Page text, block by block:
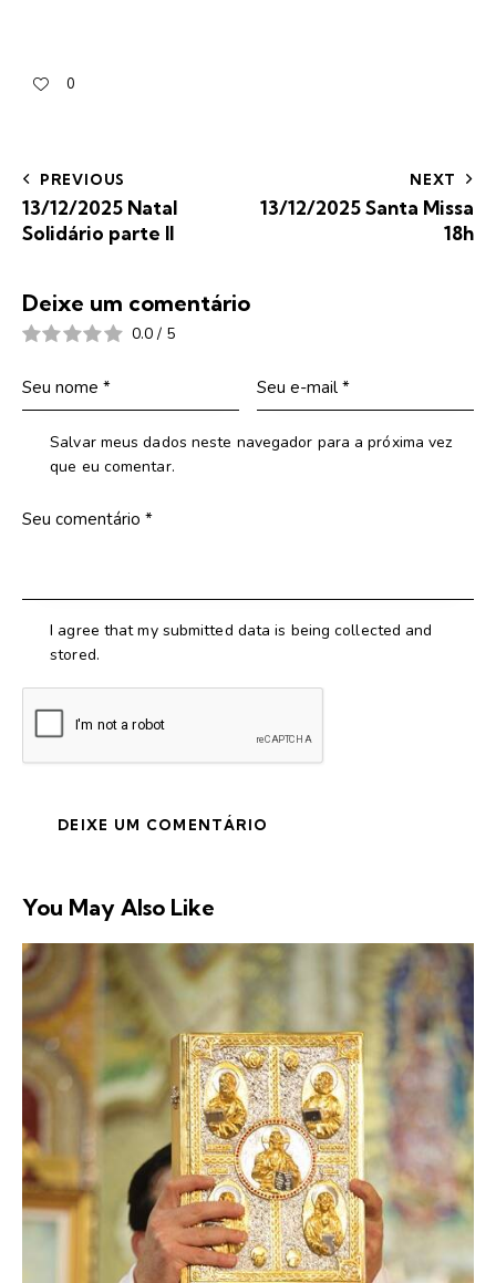
0
PREVIOUS
13/12/2025 Natal
Solidário parte II
NEXT
13/12/2025 Santa Missa
18h
Deixe um comentário
0.0 / 5
Salvar meus dados neste navegador para a próxima vez
que eu comentar.
I agree that my submitted data is being collected and
stored.
You May Also Like